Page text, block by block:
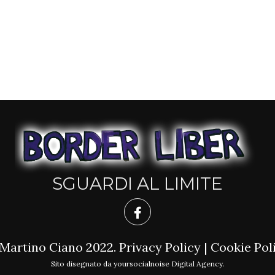
SGUARDI AL LIMITE
Ciano 2022. Privacy Policy | Cookie
Sito disegnato da yoursocialnoise Digital Agency.